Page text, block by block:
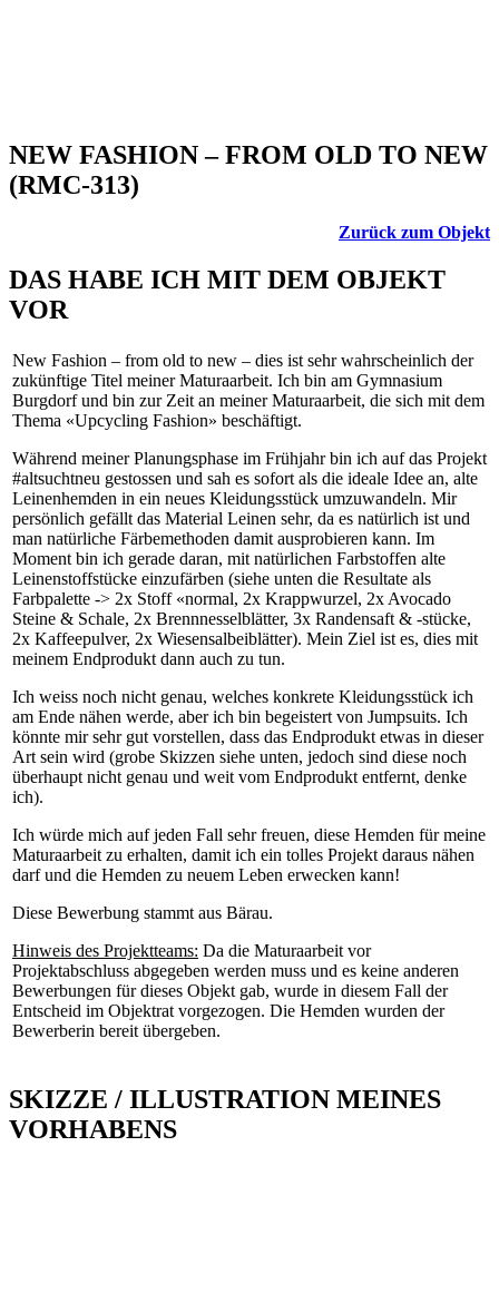
NEW FASHION – FROM OLD TO NEW
(RMC-313)
Zurück zum Objekt
DAS HABE ICH MIT DEM OBJEKT
VOR
New Fashion – from old to new – dies ist sehr wahrscheinlich der
zukünftige Titel meiner Maturaarbeit. Ich bin am Gymnasium
Burgdorf und bin zur Zeit an meiner Maturaarbeit, die sich mit dem
Thema «Upcycling Fashion» beschäftigt.
Während meiner Planungsphase im Frühjahr bin ich auf das Projekt
#altsuchtneu gestossen und sah es sofort als die ideale Idee an, alte
Leinenhemden in ein neues Kleidungsstück umzuwandeln. Mir
persönlich gefällt das Material Leinen sehr, da es natürlich ist und
man natürliche Färbemethoden damit ausprobieren kann. Im
Moment bin ich gerade daran, mit natürlichen Farbstoffen alte
Leinenstoffstücke einzufärben (siehe unten die Resultate als
Farbpalette -> 2x Stoff «normal, 2x Krappwurzel, 2x Avocado
Steine & Schale, 2x Brennnesselblätter, 3x Randensaft & -stücke,
2x Kaffeepulver, 2x Wiesensalbeiblätter). Mein Ziel ist es, dies mit
meinem Endprodukt dann auch zu tun.
Ich weiss noch nicht genau, welches konkrete Kleidungsstück ich
am Ende nähen werde, aber ich bin begeistert von Jumpsuits. Ich
könnte mir sehr gut vorstellen, dass das Endprodukt etwas in dieser
Art sein wird (grobe Skizzen siehe unten, jedoch sind diese noch
überhaupt nicht genau und weit vom Endprodukt entfernt, denke
ich).
Ich würde mich auf jeden Fall sehr freuen, diese Hemden für meine
Maturaarbeit zu erhalten, damit ich ein tolles Projekt daraus nähen
darf und die Hemden zu neuem Leben erwecken kann!
Diese Bewerbung stammt aus Bärau.
Hinweis des Projektteams: Da die Maturaarbeit vor
Projektabschluss abgegeben werden muss und es keine anderen
Bewerbungen für dieses Objekt gab, wurde in diesem Fall der
Entscheid im Objektrat vorgezogen. Die Hemden wurden der
Bewerberin bereit übergeben.
SKIZZE / ILLUSTRATION MEINES
VORHABENS